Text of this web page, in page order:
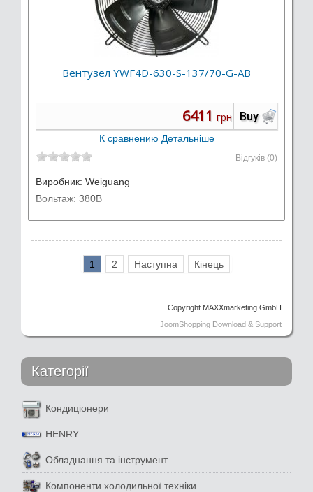
Вентузел YWF4D-630-S-137/70-G-AB
Buy
6411 грн
К сравнению Детальніше
Відгуків (0)
Виробник: Weiguang
Вольтаж: 380В
1 2 Наступна Кінець
Copyright MAXXmarketing GmbH
JoomShopping Download & Support
Категорії
Кондиціонери
HENRY
Обладнання та інструмент
Компоненти холодильної техніки